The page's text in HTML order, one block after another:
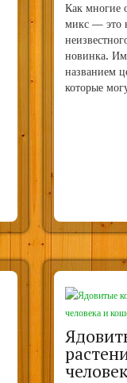
Как многие
микс — это
новинка.
названием
которые